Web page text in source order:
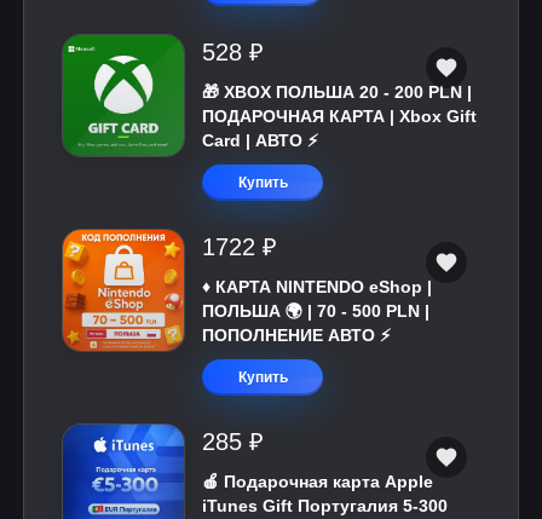
528 ₽
🎁 XBOX ПОЛЬША 20 - 200 PLN |
ПОДАРОЧНАЯ КАРТА | Xbox Gift
Card | АВТО ⚡
Купить
1722 ₽
♦️ КАРТА NINTENDO eShop |
ПОЛЬША 🌍 | 70 - 500 PLN |
ПОПОЛНЕНИЕ АВТО ⚡
Купить
285 ₽
🍎 Подарочная карта Apple
iTunes Gift Португалия 5-300